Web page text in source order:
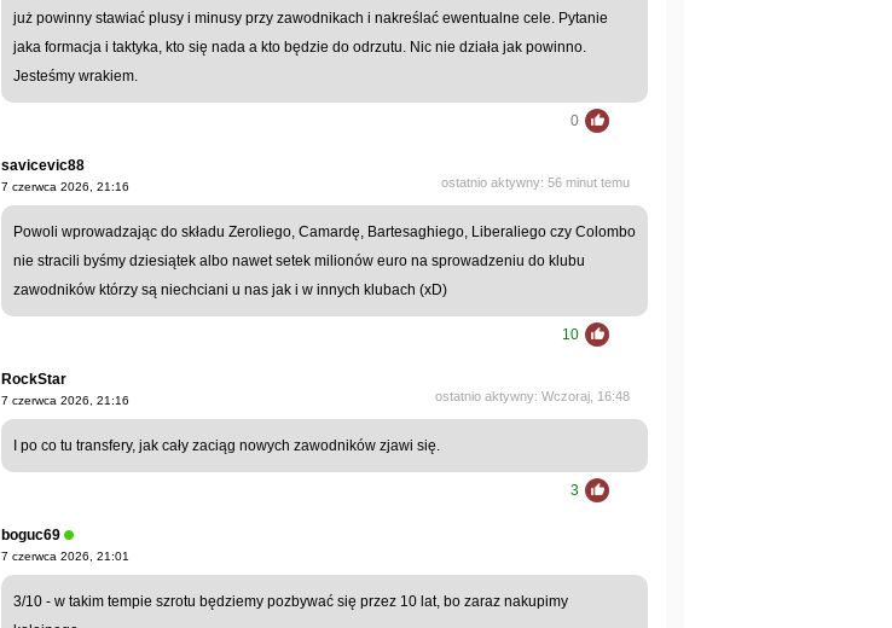
już powinny stawiać plusy i minusy przy zawodnikach i nakreślać ewentualne cele. Pytanie
jaka formacja i taktyka, kto się nada a kto będzie do odrzutu. Nic nie działa jak powinno.
Jesteśmy wrakiem.
0
savicevic88
ostatnio aktywny: 56 minut temu
7 czerwca 2026, 21:16
Powoli wprowadzając do składu Zeroliego, Camardę, Bartesaghiego, Liberaliego czy Colombo
nie stracili byśmy dziesiątek albo nawet setek milionów euro na sprowadzeniu do klubu
zawodników którzy są niechciani u nas jak i w innych klubach (xD)
10
RockStar
ostatnio aktywny: Wczoraj, 16:48
7 czerwca 2026, 21:16
I po co tu transfery, jak cały zaciąg nowych zawodników zjawi się.
3
boguc69
7 czerwca 2026, 21:01
3/10 - w takim tempie szrotu będziemy pozbywać się przez 10 lat, bo zaraz nakupimy